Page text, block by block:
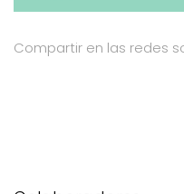
Compartir en las redes